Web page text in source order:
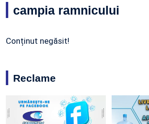
campia ramnicului
Conținut negăsit!
Reclame